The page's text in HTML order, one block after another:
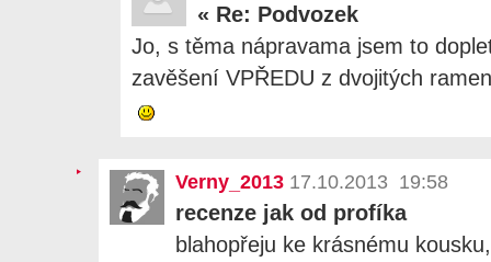
« Re: Podvozek
Jo, s těma nápravama jsem to
zavěšení VPŘEDU z dvojitých
Verny_2013 17.10.2013 19:58
recenze jak od profíka
blahopřeju ke krásnému